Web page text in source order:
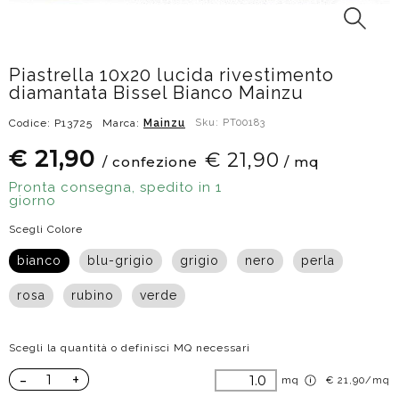
Piastrella 10x20 lucida rivestimento
diamantata Bissel Bianco Mainzu
Codice: P13725 Marca: Mainzu Sku: PT00183
€ 21,90 / confezione € 21,90 / mq
Pronta consegna, spedito in 1
giorno
Scegli Colore
bianco blu-grigio grigio nero perla
rosa rubino verde
Scegli la quantità o definisci MQ necessari
- + mq € 21,90/mq